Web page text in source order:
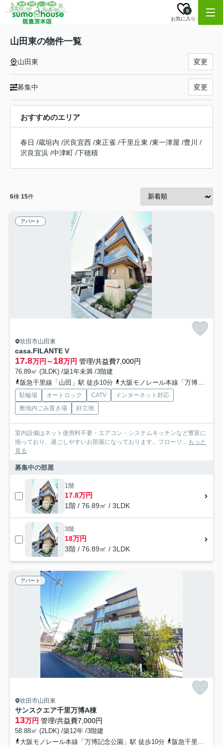
お気に入り
0
山田東の物件一覧
山田東 変更
募集中 変更
おすすめのエリア
春日 /蔵垣内 /沢良宜西 /東正雀 /千里丘東 /東一津屋 /豊川
/
沢良宜浜 /中津町 /下穂積
6棟 15件
アパート
吹田市山田東
casa.FILANTE V
17.8万円～18万円 管理/共益費7,000円
76.89㎡ (3LDK) /築1年未満 /3階建
阪急千里線「山田」駅 徒歩10分
大阪モノレール本線「万博記念公園」駅 徒歩15分
駐輪場 オートロック CATV
インターネット対応
敷地内ごみ置き場
好立地
室内設備はネット使用料不要・エアコン・システムキッチンなど豊富に
揃っており、過ごしやすいお部屋になっております。フローリ... もっと
見る
募集中の部屋
1階
17.8万円
1階 / 76.89㎡ / 3LDK
3階
18万円
3階 / 76.89㎡ / 3LDK
アパート
吹田市山田東
サンスクエア千里万博A棟
13万円 管理/共益費7,000円
58.88㎡ (2LDK) /築12年 /3階建
大阪モノレール本線「万博記念公園」駅 徒歩10分
阪急千里線「山田」駅 徒歩15分